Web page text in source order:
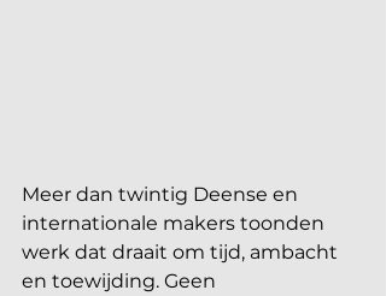
Meer dan twintig Deense en
internationale makers toonden
werk dat draait om tijd, ambacht
en toewijding. Geen